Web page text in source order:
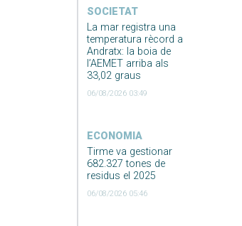
SOCIETAT
La mar registra una
temperatura rècord a
Andratx: la boia de
l’AEMET arriba als
33,02 graus
06/08/2026 03:49
ECONOMIA
Tirme va gestionar
682.327 tones de
residus el 2025
06/08/2026 05:46